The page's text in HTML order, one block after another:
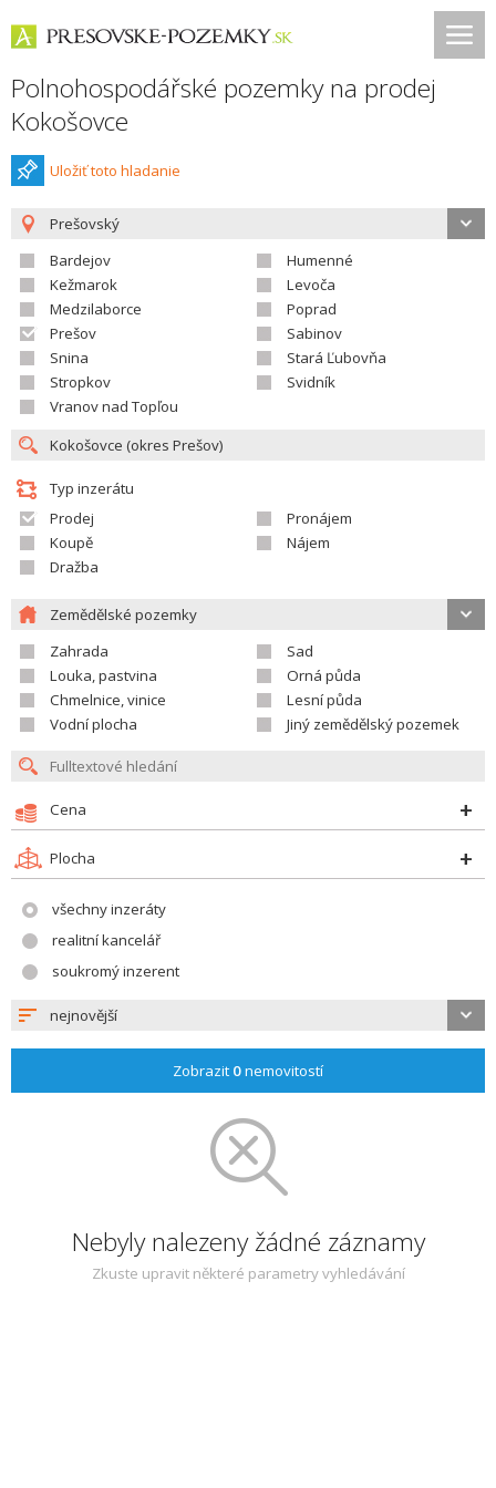
Polnohospodářské pozemky na prodej
Kokošovce
Uložiť toto hladanie
Prešovský
Bardejov
Humenné
Kežmarok
Levoča
Medzilaborce
Poprad
Prešov
Sabinov
Snina
Stará Ľubovňa
Stropkov
Svidník
Vranov nad Topľou
Typ inzerátu
Prodej
Pronájem
Koupě
Nájem
Dražba
Zemědělské pozemky
Zahrada
Sad
Louka, pastvina
Orná půda
Chmelnice, vinice
Lesní půda
Vodní plocha
Jiný zemědělský pozemek
Cena
Plocha
všechny inzeráty
realitní kancelář
soukromý inzerent
nejnovější
Zobrazit 0nemovitostí
Nebyly nalezeny žádné záznamy
Zkuste upravit některé parametry vyhledávání